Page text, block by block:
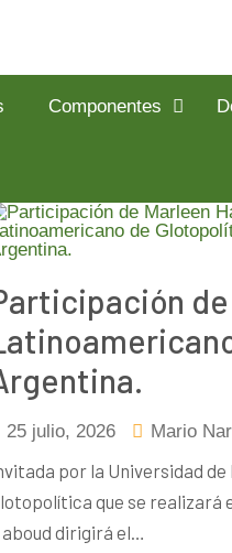
Componentes
de
25 julio, 2026 Mario
por la Universidad
que se realizará
dirigirá el…